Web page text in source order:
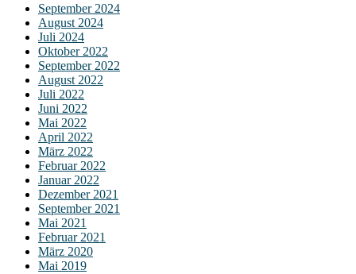
September 2024
August 2024
Juli 2024
Oktober 2022
September 2022
August 2022
Juli 2022
Juni 2022
Mai 2022
April 2022
März 2022
Februar 2022
Januar 2022
Dezember 2021
September 2021
Mai 2021
Februar 2021
März 2020
Mai 2019